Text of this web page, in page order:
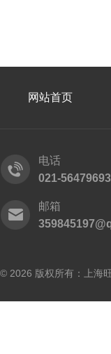
网站首页
电话
021-56479693
邮箱
© 2026 版权所有：上海